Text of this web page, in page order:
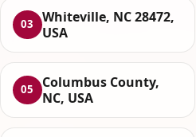
03
Whiteville, NC 28472,
USA
05
Columbus County,
NC, USA